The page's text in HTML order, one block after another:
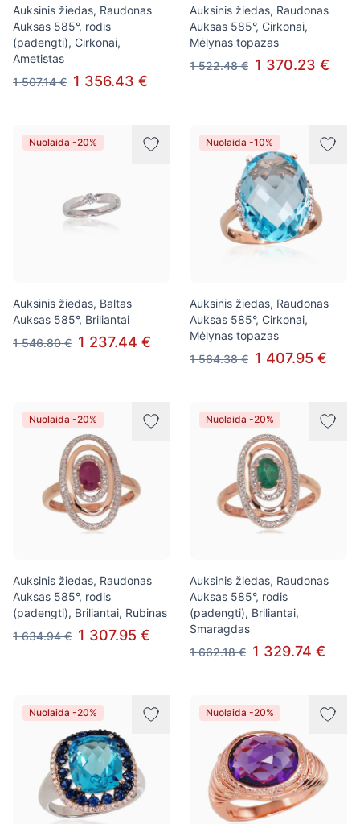
Auksinis žiedas, Raudonas
Auksas 585°, rodis
(padengti), Cirkonai,
Ametistas
1 507.14 € 1 356.43 €
Auksinis žiedas, Raudonas
Auksas 585°, Cirkonai,
Mėlynas topazas
1 522.48 € 1 370.23 €
Nuolaida -20%
Auksinis žiedas, Baltas
Auksas 585°, Briliantai
1 546.80 € 1 237.44 €
Nuolaida -10%
Auksinis žiedas, Raudonas
Auksas 585°, Cirkonai,
Mėlynas topazas
1 564.38 € 1 407.95 €
Nuolaida -20%
Auksinis žiedas, Raudonas
Auksas 585°, rodis
(padengti), Briliantai, Rubinas
1 634.94 € 1 307.95 €
Nuolaida -20%
Auksinis žiedas, Raudonas
Auksas 585°, rodis
(padengti), Briliantai,
Smaragdas
1 662.18 € 1 329.74 €
Nuolaida -20% Nuolaida -20%